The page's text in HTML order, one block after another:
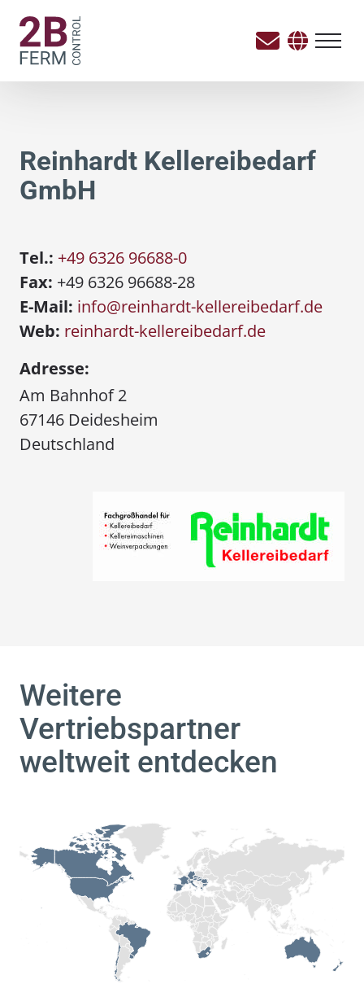
Reinhardt Kellereibedarf
GmbH
Tel.: +49 6326 96688-0
Fax: +49 6326 96688-28
E-Mail: info@reinhardt-kellereibedarf.de
Web: reinhardt-kellereibedarf.de
Adresse:
Am Bahnhof 2
67146 Deidesheim
Deutschland
Weitere
Vertriebspartner
weltweit entdecken